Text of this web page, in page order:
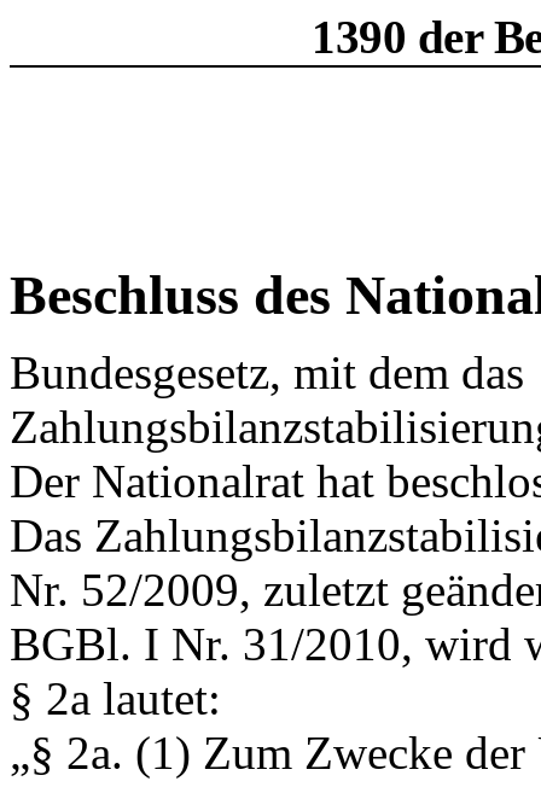
1390 der
Beschluss des
Bundesgesetz, mit dem das
Der Nationalrat hat
Das
Nr. 52/2009, zuletzt
BGBl. I Nr. 31/2010, wird
§ 2a lautet:
„§ 2a. (1) Zum Zwecke